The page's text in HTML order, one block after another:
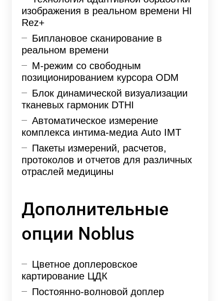
изображения в реальном времени HI
Rez+
Биплановое сканирование в
реальном времени
М-режим со свободным
позиционированием курсора ODM
Блок динамической визуализации
тканевых гармоник DTHI
Автоматическое измерение
комплекса интима-медиа Auto IMT
Пакеты измерений, расчетов,
протоколов и отчетов для различных
отраслей медицины
Дополнительные
опции Noblus
Цветное доплеровское
картирование ЦДК
Постоянно-волновой доплер